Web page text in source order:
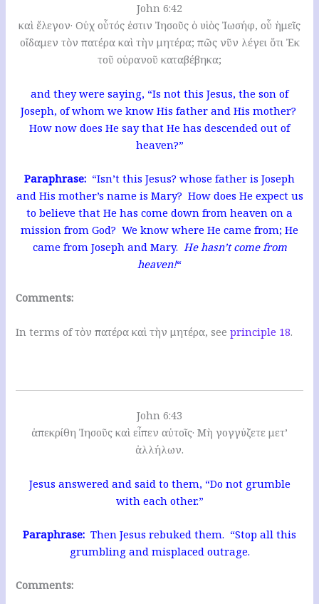
John 6:42
καὶ ἔλεγον· Οὐχ οὗτός ἐστιν Ἰησοῦς ὁ υἱὸς Ἰωσήφ, οὗ ἡμεῖς
οἴδαμεν τὸν πατέρα καὶ τὴν μητέρα; πῶς νῦν λέγει ὅτι Ἐκ
τοῦ οὐρανοῦ καταβέβηκα;
and they were saying, “Is not this Jesus, the son of
Joseph, of whom we know His father and His mother?
How now does He say that He has descended out of
heaven?”
Paraphrase: “Isn’t this Jesus? whose father is Joseph
and His mother’s name is Mary? How does He expect us
to believe that He has come down from heaven on a
mission from God? We know where He came from; He
came from Joseph and Mary. He hasn’t come from
heaven!“
Comments:
In terms of τὸν πατέρα καὶ τὴν μητέρα, seeprinciple 18.
John 6:43
ἀπεκρίθη Ἰησοῦς καὶ εἶπεν αὐτοῖς· Μὴ γογγύζετε μετ’
ἀλλήλων.
Jesus answered and said to them, “Do not grumble
with each other.”
Paraphrase: Then Jesus rebuked them. “Stop all this
grumbling and misplaced outrage.
Comments: